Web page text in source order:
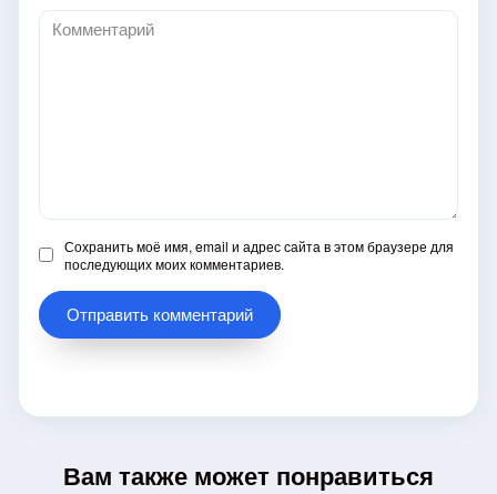
Комментарий
Сохранить моё имя, email и адрес сайта в этом браузере для
последующих моих комментариев.
Вам также может понравиться